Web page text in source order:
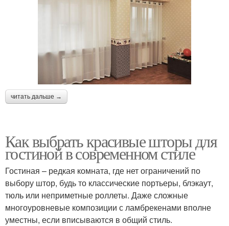
читать дальше →
Как выбрать красивые шторы для
гостиной в современном стиле
Гостиная – редкая комната, где нет ограничений по
выбору штор, будь то классические портьеры, блэкаут,
тюль или неприметные роллеты. Даже сложные
многоуровневые композиции с ламбрекенами вполне
уместны, если вписываются в общий стиль.